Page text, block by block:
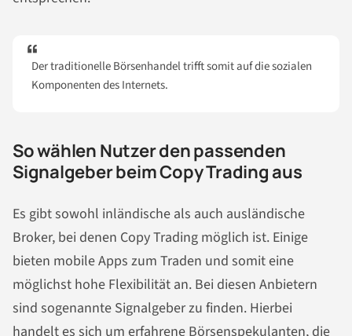
Der traditionelle Börsenhandel trifft somit auf die sozialen
Komponenten des Internets.
So wählen Nutzer den passenden
Signalgeber beim Copy Trading aus
Es gibt sowohl inländische als auch ausländische
Broker, bei denen Copy Trading möglich ist. Einige
bieten mobile Apps zum Traden und somit eine
möglichst hohe Flexibilität an. Bei diesen Anbietern
sind sogenannte Signalgeber zu finden. Hierbei
handelt es sich um erfahrene Börsenspekulanten, die